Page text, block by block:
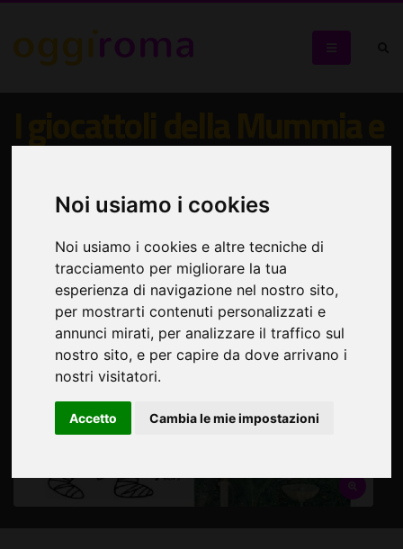
Noi usiamo i cookies
Noi usiamo i cookies e altre tecniche di
tracciamento per migliorare la tua
esperienza di navigazione nel nostro sito,
per mostrarti contenuti personalizzati e
annunci mirati, per analizzare il traffico sul
nostro sito, e per capire da dove arrivano i
nostri visitatori.
Accetto Cambia le mie impostazioni
il giardino dell'Imperatrice
Visita guidata per bambini di Palazzo Massimo alle Terme